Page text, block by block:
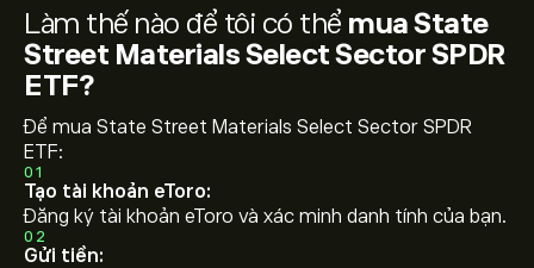
Làm thế nào để tôi có thể mua State
Street Materials Select Sector SPDR
ETF?
Để mua State Street Materials Select Sector SPDR
ETF:
01
Tạo tài khoản eToro:
Đăng ký tài khoản eToro và xác minh danh tính của bạn.
02
Gửi tiền: